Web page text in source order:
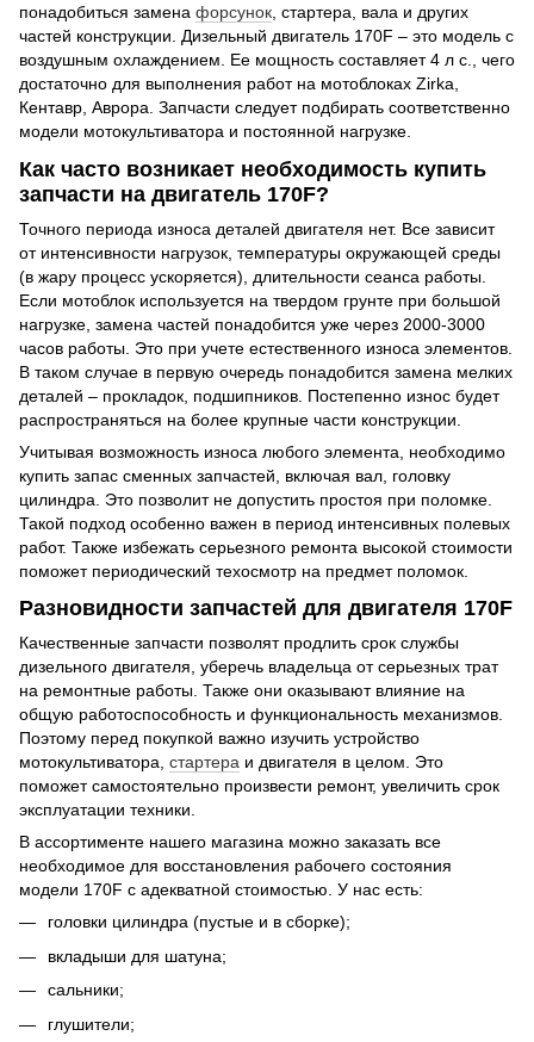
понадобиться замена форсунок, стартера, вала и других
частей конструкции. Дизельный двигатель 170F – это модель с
воздушным охлаждением. Ее мощность составляет 4 л с., чего
достаточно для выполнения работ на мотоблоках Zirka,
Кентавр, Аврора. Запчасти следует подбирать соответственно
модели мотокультиватора и постоянной нагрузке.
Как часто возникает необходимость купить
запчасти на двигатель 170F?
Точного периода износа деталей двигателя нет. Все зависит
от интенсивности нагрузок, температуры окружающей среды
(в жару процесс ускоряется), длительности сеанса работы.
Если мотоблок используется на твердом грунте при большой
нагрузке, замена частей понадобится уже через 2000-3000
часов работы. Это при учете естественного износа элементов.
В таком случае в первую очередь понадобится замена мелких
деталей – прокладок, подшипников. Постепенно износ будет
распространяться на более крупные части конструкции.
Учитывая возможность износа любого элемента, необходимо
купить запас сменных запчастей, включая вал, головку
цилиндра. Это позволит не допустить простоя при поломке.
Такой подход особенно важен в период интенсивных полевых
работ. Также избежать серьезного ремонта высокой стоимости
поможет периодический техосмотр на предмет поломок.
Разновидности запчастей для двигателя 170F
Качественные запчасти позволят продлить срок службы
дизельного двигателя, уберечь владельца от серьезных трат
на ремонтные работы. Также они оказывают влияние на
общую работоспособность и функциональность механизмов.
Поэтому перед покупкой важно изучить устройство
мотокультиватора, стартера и двигателя в целом. Это
поможет самостоятельно произвести ремонт, увеличить срок
эксплуатации техники.
В ассортименте нашего магазина можно заказать все
необходимое для восстановления рабочего состояния
модели 170F с адекватной стоимостью. У нас есть:
головки цилиндра (пустые и в сборке);
вкладыши для шатуна;
сальники;
глушители;